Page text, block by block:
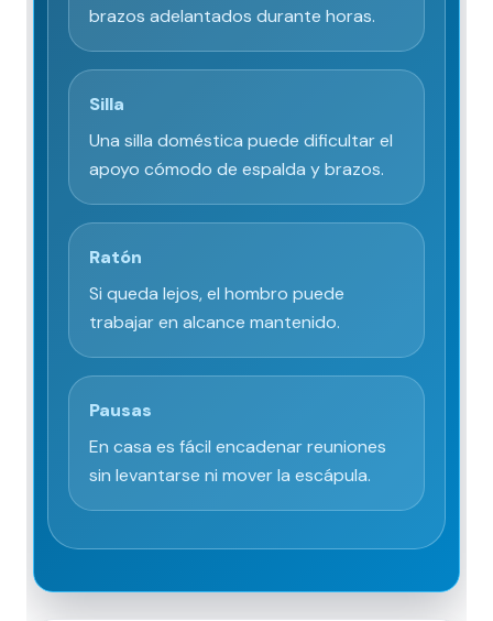
brazos adelantados durante horas.
Silla
Una silla doméstica puede dificultar el
apoyo cómodo de espalda y brazos.
Ratón
Si queda lejos, el hombro puede
trabajar en alcance mantenido.
Pausas
En casa es fácil encadenar reuniones
sin levantarse ni mover la escápula.